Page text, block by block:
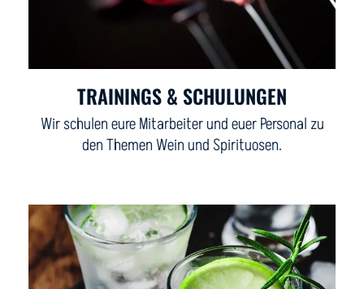
TRAININGS & SCHULUNGEN
Wir schulen eure Mitarbeiter und euer Personal zu
den Themen Wein und Spirituosen.